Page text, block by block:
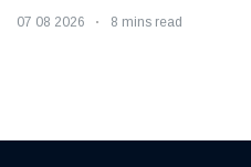
07 08 2026 8 mins read